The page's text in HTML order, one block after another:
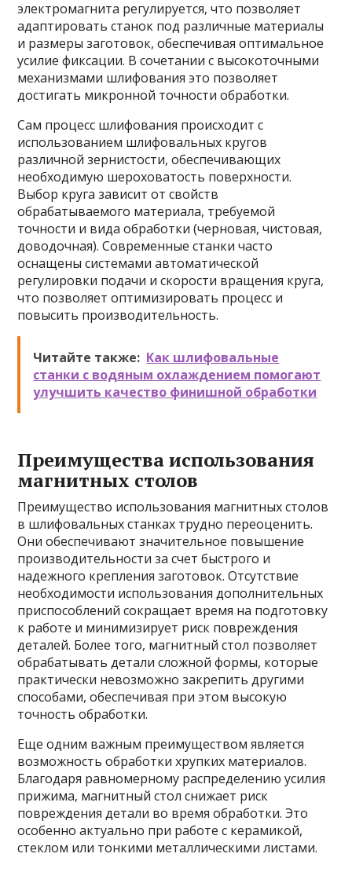
электромагнита регулируется, что позволяет
адаптировать станок под различные материалы
и размеры заготовок, обеспечивая оптимальное
усилие фиксации. В сочетании с высокоточными
механизмами шлифования это позволяет
достигать микронной точности обработки.
Сам процесс шлифования происходит с
использованием шлифовальных кругов
различной зернистости, обеспечивающих
необходимую шероховатость поверхности.
Выбор круга зависит от свойств
обрабатываемого материала, требуемой
точности и вида обработки (черновая, чистовая,
доводочная). Современные станки часто
оснащены системами автоматической
регулировки подачи и скорости вращения круга,
что позволяет оптимизировать процесс и
повысить производительность.
Читайте также: Как шлифовальные
станки с водяным охлаждением помогают
улучшить качество финишной обработки
Преимущества использования
магнитных столов
Преимущество использования магнитных столов
в шлифовальных станках трудно переоценить.
Они обеспечивают значительное повышение
производительности за счет быстрого и
надежного крепления заготовок. Отсутствие
необходимости использования дополнительных
приспособлений сокращает время на подготовку
к работе и минимизирует риск повреждения
деталей. Более того, магнитный стол позволяет
обрабатывать детали сложной формы, которые
практически невозможно закрепить другими
способами, обеспечивая при этом высокую
точность обработки.
Еще одним важным преимуществом является
возможность обработки хрупких материалов.
Благодаря равномерному распределению усилия
прижима, магнитный стол снижает риск
повреждения детали во время обработки. Это
особенно актуально при работе с керамикой,
стеклом или тонкими металлическими листами.